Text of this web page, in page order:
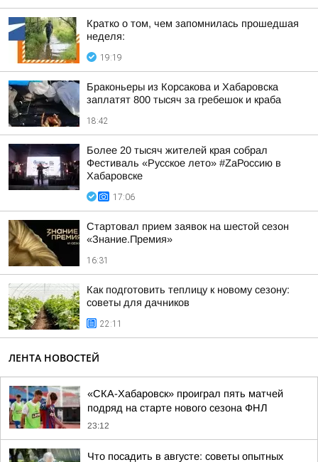
Кратко о том, чем запомнилась прошедшая
неделя:
19:19
Браконьеры из Корсакова и Хабаровска
заплатят 800 тысяч за гребешок и краба
18:42
Более 20 тысяч жителей края собрал
Фестиваль «Русское лето» #ZaРоссию в
Хабаровске
17:06
Стартовал прием заявок на шестой сезон
«Знание.Премия»
16:31
Как подготовить теплицу к новому сезону:
советы для дачников
22:11
ЛЕНТА НОВОСТЕЙ
«СКА-Хабаровск» проиграл пять матчей
подряд на старте нового сезона ФНЛ
23:12
Что посадить в августе: советы опытных